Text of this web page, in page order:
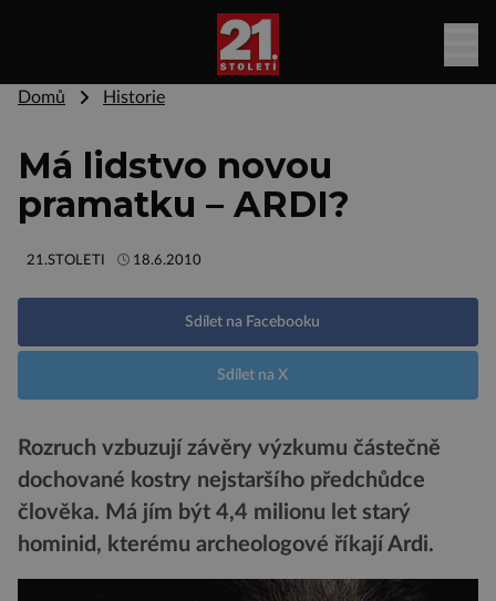
Domů Historie
Má lidstvo novou
pramatku – ARDI?
21.STOLETI 18.6.2010
Sdílet na Facebooku
Sdílet na X
Rozruch vzbuzují závěry výzkumu částečně
dochované kostry nejstaršího předchůdce
člověka. Má jím být 4,4 milionu let starý
hominid, kterému archeologové říkají Ardi.